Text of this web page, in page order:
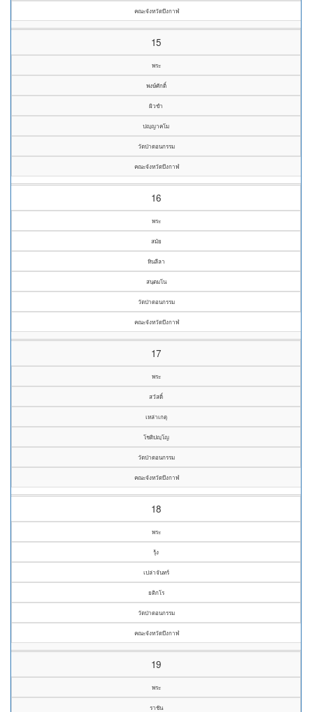
คณะจังหวัดบึงกาฬ
15
พระ
พงษ์ศักดิ์
ผิวขำ
ปญฺญาคโม
วัดป่าดอนกรรม
คณะจังหวัดบึงกาฬ
16
พระ
สมัย
หินลีลา
สนฺตมโน
วัดป่าดอนกรรม
คณะจังหวัดบึงกาฬ
17
พระ
สวัสดิ์
เหล่าเกตุ
โชติปญฺโญ
วัดป่าดอนกรรม
คณะจังหวัดบึงกาฬ
18
พระ
รุ้ง
เปล่าจันทร์
ยติกโร
วัดป่าดอนกรรม
คณะจังหวัดบึงกาฬ
19
พระ
ราชัน